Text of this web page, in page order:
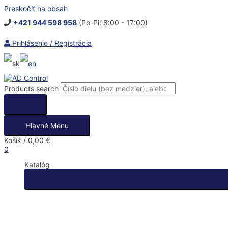
Preskočiť na obsah
+421 944 598 958 (Po-Pi: 8:00 - 17:00)
Prihlásenie / Registrácia
Products search
Hlavné Menu
Košík / 0,00 €
0
Katalóg